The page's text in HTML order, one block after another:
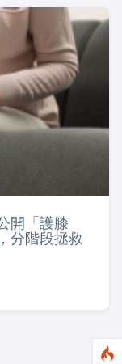
開「護膝
分階段拯救